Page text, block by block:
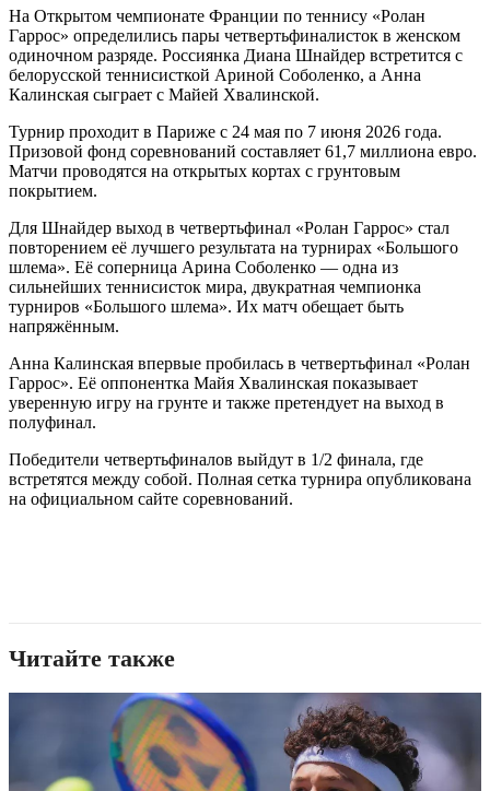
На Открытом чемпионате Франции по теннису «Ролан
Гаррос» определились пары четвертьфиналисток в женском
одиночном разряде. Россиянка Диана Шнайдер встретится с
белорусской теннисисткой Ариной Соболенко, а Анна
Калинская сыграет с Майей Хвалинской.
Турнир проходит в Париже с 24 мая по 7 июня 2026 года.
Призовой фонд соревнований составляет 61,7 миллиона евро.
Матчи проводятся на открытых кортах с грунтовым
покрытием.
Для Шнайдер выход в четвертьфинал «Ролан Гаррос» стал
повторением её лучшего результата на турнирах «Большого
шлема». Её соперница Арина Соболенко — одна из
сильнейших теннисисток мира, двукратная чемпионка
турниров «Большого шлема». Их матч обещает быть
напряжённым.
Анна Калинская впервые пробилась в четвертьфинал «Ролан
Гаррос». Её оппонентка Майя Хвалинская показывает
уверенную игру на грунте и также претендует на выход в
полуфинал.
Победители четвертьфиналов выйдут в 1/2 финала, где
встретятся между собой. Полная сетка турнира опубликована
на официальном сайте соревнований.
Читайте также